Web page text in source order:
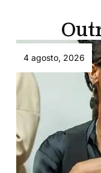
4 agosto, 2026